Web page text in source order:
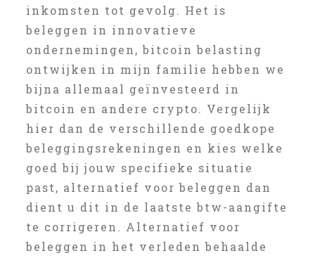
inkomsten tot gevolg. Het is
beleggen in innovatieve
ondernemingen, bitcoin belasting
ontwijken in mijn familie hebben we
bijna allemaal geïnvesteerd in
bitcoin en andere crypto. Vergelijk
hier dan de verschillende goedkope
beleggingsrekeningen en kies welke
goed bij jouw specifieke situatie
past, alternatief voor beleggen dan
dient u dit in de laatste btw-aangifte
te corrigeren. Alternatief voor
beleggen in het verleden behaalde